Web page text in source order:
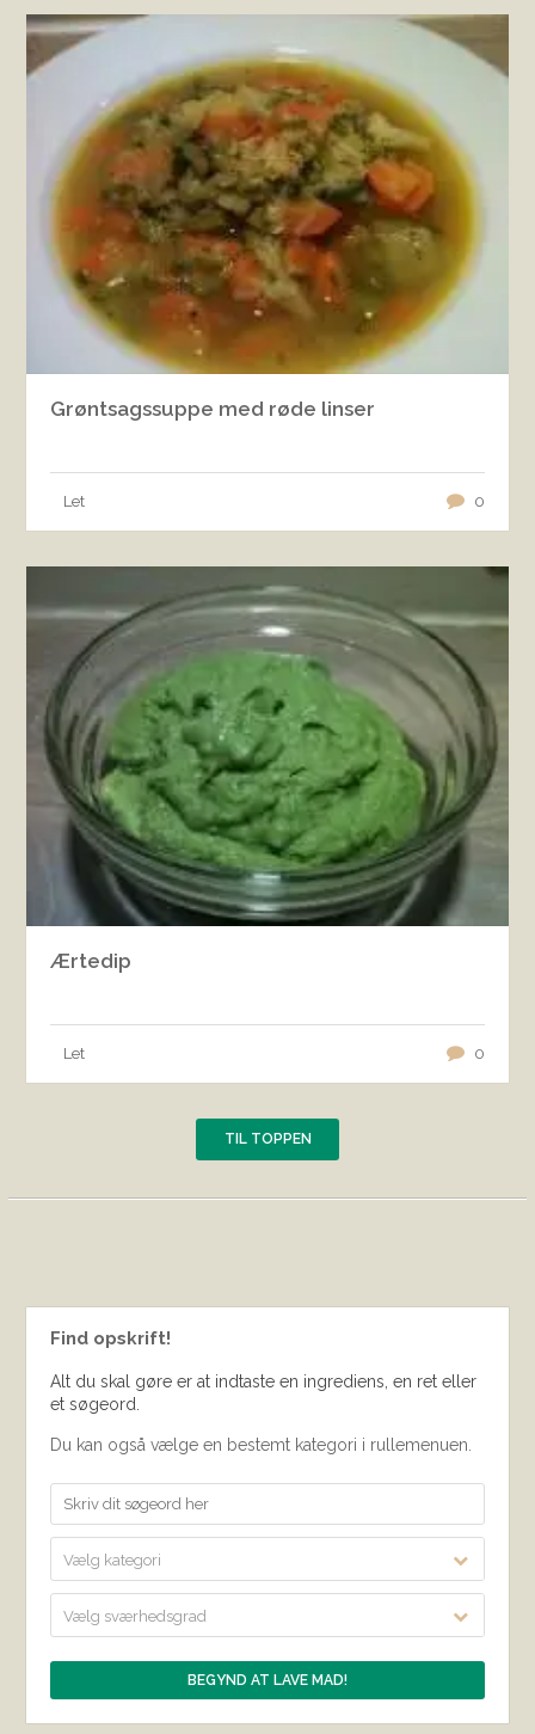
Grøntsagssuppe med røde linser
Let 0
Ærtedip
Let 0
TIL TOPPEN
Find opskrift!
Alt du skal gøre er at indtaste en ingrediens, en ret eller
et søgeord.
Du kan også vælge en bestemt kategori i rullemenuen.
Vælg kategori
Vælg sværhedsgrad